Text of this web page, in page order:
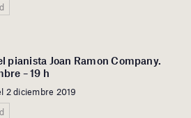
pianista Joan Ramon Company.
– 19 h
2 diciembre 2019